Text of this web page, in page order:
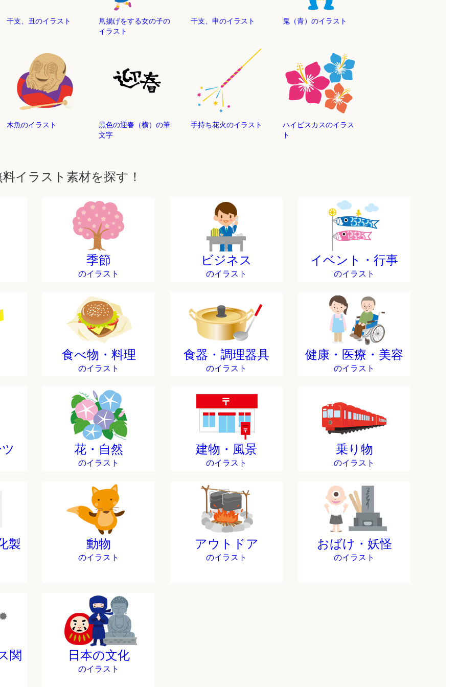
干支、丑のイラスト
凧揚げをする女の子の
イラスト
干支、申のイラスト 鬼（青）のイラスト
木魚のイラスト
黒色の迎春（横）の筆
文字
手持ち花火のイラスト
ハイビスカスのイラス
ト
イラスト素材を探す！
季節
のイラスト
ビジネス
のイラスト
イベント・行事
のイラスト
食べ物・料理
のイラスト
食器・調理器具
のイラスト
健康・医療・美容
のイラスト
花・自然
のイラスト
建物・風景
のイラスト
乗り物
のイラスト
製 動物
のイラスト
アウトドア
のイラスト
おばけ・妖怪
のイラスト
関 日本の文化
のイラスト